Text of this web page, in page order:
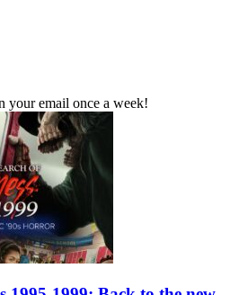
your email once a week!